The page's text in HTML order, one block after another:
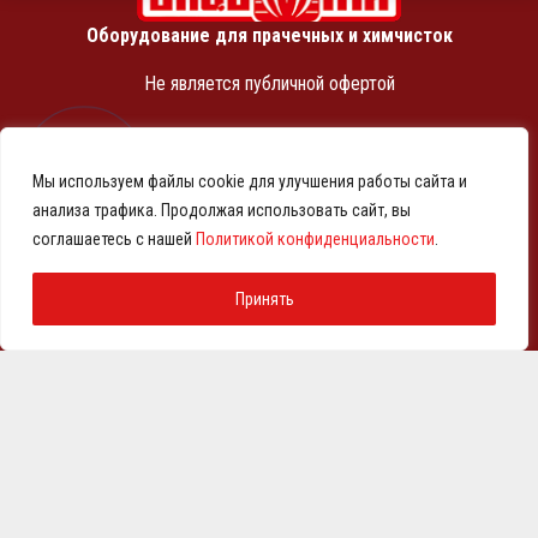
Мы используем файлы cookie для улучшения работы сайта и
анализа трафика. Продолжая использовать сайт, вы
соглашаетесь с нашей Политикой конфиденциальности
Принять
Оборудование для прачечных и химчисток
Не является публичной офертой
КПП 781001001
ОГРН 1257800001458
© 2021-2026 Представительство АО «ВМЗ» в Санкт-
Политика конфиденциальности